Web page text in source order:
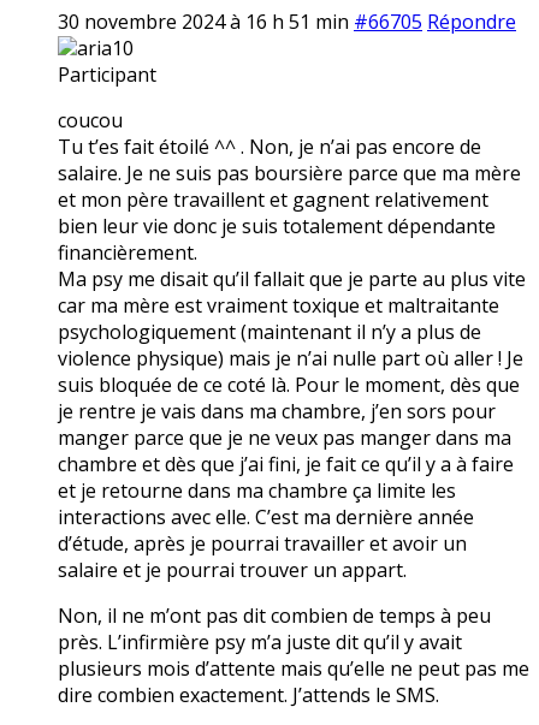
30 novembre 2024 à 16 h 51 min #66705 Répondre
aria10
Participant
coucou
Tu t’es fait étoilé ^^ . Non, je n’ai pas encore de
salaire. Je ne suis pas boursière parce que ma mère
et mon père travaillent et gagnent relativement
bien leur vie donc je suis totalement dépendante
financièrement.
Ma psy me disait qu’il fallait que je parte au plus vite
car ma mère est vraiment toxique et maltraitante
psychologiquement (maintenant il n’y a plus de
violence physique) mais je n’ai nulle part où aller ! Je
suis bloquée de ce coté là. Pour le moment, dès que
je rentre je vais dans ma chambre, j’en sors pour
manger parce que je ne veux pas manger dans ma
chambre et dès que j’ai fini, je fait ce qu’il y a à faire
et je retourne dans ma chambre ça limite les
interactions avec elle. C’est ma dernière année
d’étude, après je pourrai travailler et avoir un
salaire et je pourrai trouver un appart.
Non, il ne m’ont pas dit combien de temps à peu
près. L’infirmière psy m’a juste dit qu’il y avait
plusieurs mois d’attente mais qu’elle ne peut pas me
dire combien exactement. J’attends le SMS.